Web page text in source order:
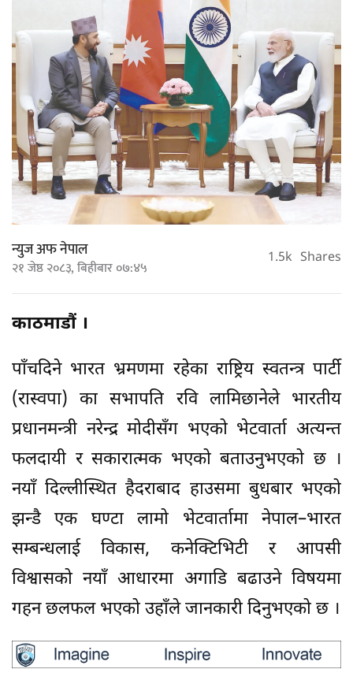
न्युज अफ नेपाल
२१ जेष्ठ २०८३, बिहीबार ०७:४५ 1.5k Shares
काठमाडौं ।
पाँचदिने भारत भ्रमणमा रहेका राष्ट्रिय स्वतन्त्र पार्टी
(रास्वपा) का सभापति रवि लामिछानेले भारतीय
प्रधानमन्त्री नरेन्द्र मोदीसँग भएको भेटवार्ता अत्यन्त
फलदायी र सकारात्मक भएको बताउनुभएको छ ।
नयाँ दिल्लीस्थित हैदराबाद हाउसमा बुधबार भएको
झन्डै एक घण्टा लामो भेटवार्तामा नेपाल–भारत
सम्बन्धलाई विकास, कनेक्टिभिटी र आपसी
विश्वासको नयाँ आधारमा अगाडि बढाउने विषयमा
गहन छलफल भएको उहाँले जानकारी दिनुभएको छ ।